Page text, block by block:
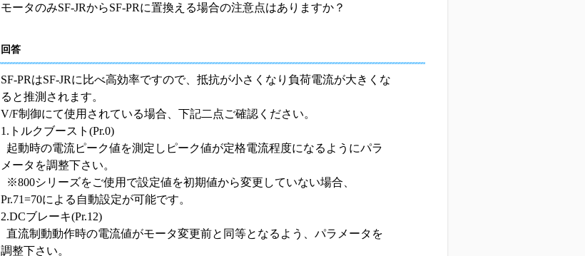
モータのみSF-JRからSF-PRに置換える場合の注意点はありますか？
回答
SF-PRはSF-JRに比べ高効率ですので、抵抗が小さくなり負荷電流が大きくな
ると推測されます。
V/F制御にて使用されている場合、下記二点ご確認ください。
1.トルクブースト(Pr.0)
起動時の電流ピーク値を測定しピーク値が定格電流程度になるようにパラ
メータを調整下さい。
※800シリーズをご使用で設定値を初期値から変更していない場合、
Pr.71=70による自動設定が可能です。
2.DCブレーキ(Pr.12)
直流制動動作時の電流値がモータ変更前と同等となるよう、パラメータを
調整下さい。